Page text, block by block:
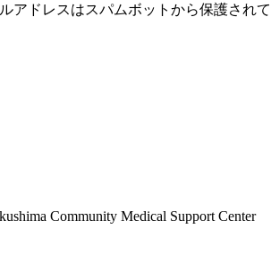
アドレスはスパムボットから保護され
Community Medical Support Center